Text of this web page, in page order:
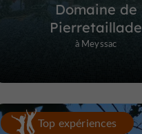
Domaine de
Pierretaillade
à Meyssac
Top expériences